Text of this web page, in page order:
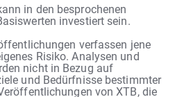
in den besprochenen
investiert sein.
verfassen jene
Risiko. Analysen und
nicht in Bezug auf
und Bedürfnisse bestimmter
von XTB, die